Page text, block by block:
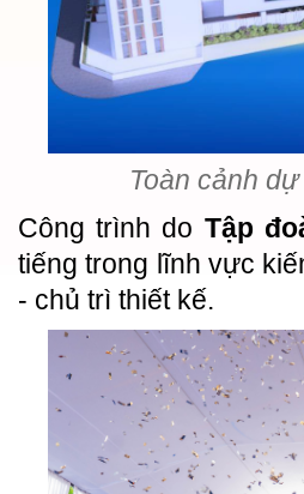
Toàn cảnh
Công trình do Tập
tiếng trong lĩnh vực
- chủ trì thiết kế.